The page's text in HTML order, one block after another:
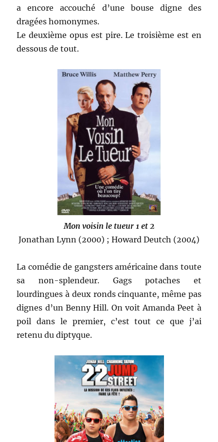
a encore accouché d’une bouse digne des
dragées homonymes.
Le deuxième opus est pire. Le troisième est en
dessous de tout.
Mon voisin le tueur 1 et 2
Jonathan Lynn (2000) ; Howard Deutch (2004)
La comédie de gangsters américaine dans toute
sa non-splendeur. Gags potaches et
lourdingues à deux ronds cinquante, même pas
dignes d’un Benny Hill. On voit Amanda Peet à
poil dans le premier, c’est tout ce que j’ai
retenu du diptyque.